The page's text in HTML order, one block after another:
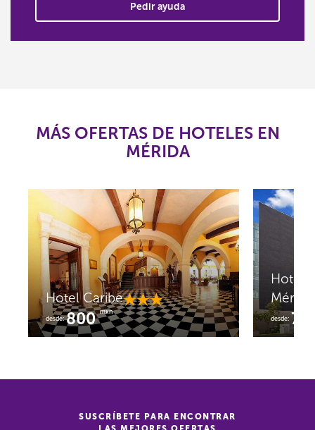
Pedir ayuda
MÁS OFERTAS DE HOTELES EN
MÉRIDA
Hotel Caribe
desde:800mxn
Hotel
Mérida
desde:
SUSCRÍBETE PARA ENCONTRAR